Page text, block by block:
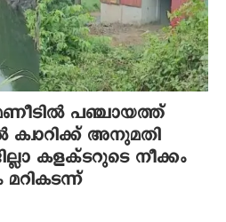
മണീടില്‍ പഞ്ചായത്ത്
ക്വാറിക്ക് അനുമതി
കളക്ടറുടെ നീക്കം